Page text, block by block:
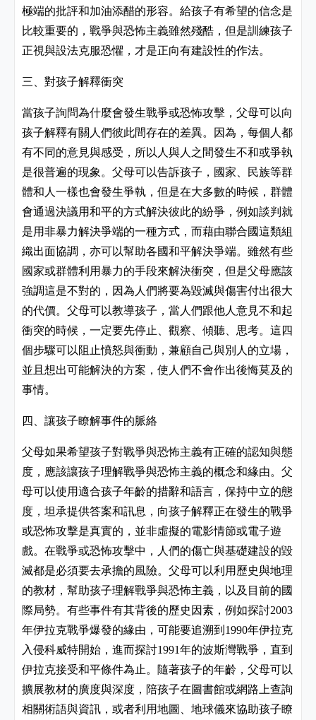
極端的批評和加油添醋的形容。給孩子有希望的信念是
比較重要的，戰爭與恐怖主義雖然殘酷，但是訓練孩子
正視與設法克服恐懼，才是正向有建設性的作法。
三、對孩子解釋衝突
當孩子詢問為什麼會發生戰爭或恐怖攻擊，父母可以向
孩子解釋有關人們彼此間存在的差異。因為，每個人都
有不同的意見與感受，所以人與人之間發生不和或爭執
是很普遍的現象。父母可以告訴孩子，國家、民族等群
體和人一樣也會發生爭執，但是在大多數的時候，群體
會通過決議用和平的方式解決彼此的紛爭，例如談判就
是用非暴力解決爭端的一種方式，而藉由聯合國這類組
織出面協調，亦可以幫助各國和平解決爭端。雖然有些
國家或群體利用暴力的手段來解決衝突，但是父母應該
強調這是不對的，因為人們將要為毀滅與傷害付出很大
的代價。父母可以教導孩子，當人們跟他人意見不和起
衝突的時候，一定要先停止、觀察、傾聽、思考。這四
個步驟可以阻止憤怒與衝動，兼顧自己與別人的立場，
並且想出可能解決的方案，使人們不會作出後悔莫及的
事情。
四、讓孩子瞭解事件的脈絡
父母如果希望孩子對戰爭與恐怖主義有正確的認知與態
度，應該讓孩子理解戰爭與恐怖主義的概念和緣由。父
母可以使用適合孩子年齡的措辭和語言，保持中立的態
度，坦承提供答案和訊息，向孩子解釋正在發生的戰爭
或恐怖攻擊是真實的，並非虛擬的電影情節或電子遊
戲。在戰爭或恐怖攻擊中，人們的傷亡與基礎建設的毀
滅都是必須要去承擔的風險。父母可以利用歷史與地理
的教材，幫助孩子理解戰爭與恐怖主義，以及目前的國
際局勢。有些事件有其背後的歷史因素，例如探討2003
年伊拉克戰爭爆發的緣由，可能要追溯到1990年伊拉克
入侵科威特開始，進而探討1991年的波斯灣戰爭，直到
伊拉克接受和平條件為止。隨著孩子的年齡，父母可以
擴展教材的廣度與深度，陪孩子在圖書館或網路上查詢
相關術語與資訊，或者利用地圖、地球儀來協助孩子瞭